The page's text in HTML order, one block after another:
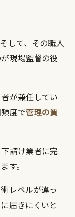
して、その職人
現場監督の役
が兼任してい
度で管理の質
請け業者に完
す。
レベルが違っ
届きにくいと